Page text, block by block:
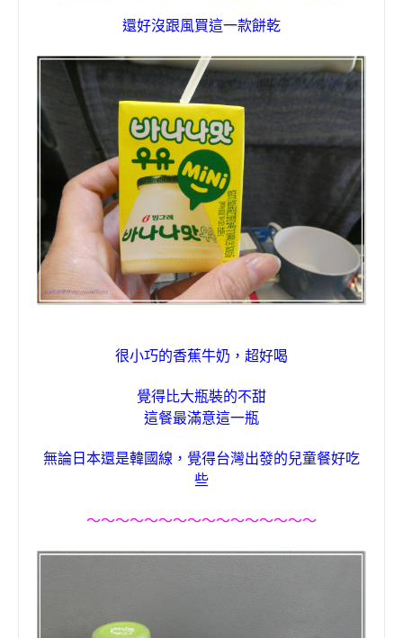
還好沒跟風買這一款餅乾
很小巧的香蕉牛奶，超好喝
覺得比大瓶裝的不甜
這餐最滿意這一瓶
無論日本還是韓國線，覺得台灣出發的兒童餐好吃
些
〜〜〜〜〜〜〜〜〜〜〜〜〜〜〜〜